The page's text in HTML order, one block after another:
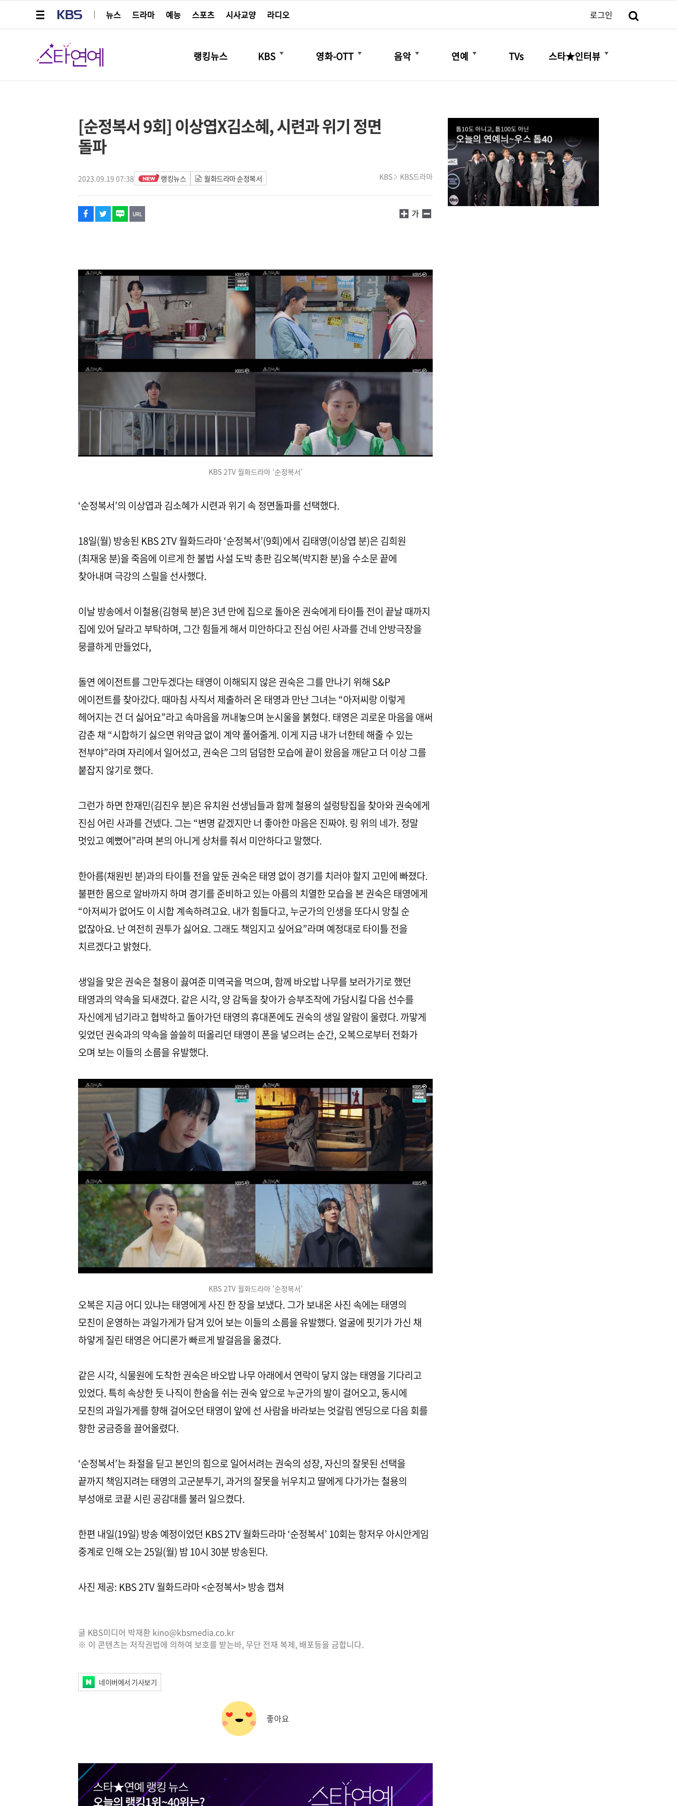
뉴스
드라마 예능 스포츠 시사교양 라디오 로그인
스타연예
랭킹뉴스 KBS
더보기
영화-OTT
더보기
음악
더보기
연예
더보기
TVs 스타★인터뷰
더보기
[순정복서 9회] 이상엽X김소혜, 시련과 위기 정면
돌파
2023.09.19 07:38 랭킹뉴스 월화드라마 순정복서 KBS KBS드라마
페이스북
트위터
네이버
URL복사
글씨 작게보기
가
글씨 크게보기
KBS 2TV 월화드라마 ‘순정복서’
‘순정복서’의 이상엽과 김소혜가 시련과 위기 속 정면돌파를 선택했다.
18일(월) 방송된 KBS 2TV 월화드라마 ‘순정복서’(9회)에서 김태영(이상엽 분)은 김희원
(최재웅 분)을 죽음에 이르게 한 불법 사설 도박 총판 김오복(박지환 분)을 수소문 끝에
찾아내며 극강의 스릴을 선사했다.
이날 방송에서 이철용(김형묵 분)은 3년 만에 집으로 돌아온 권숙에게 타이틀 전이 끝날 때까지
집에 있어 달라고 부탁하며, 그간 힘들게 해서 미안하다고 진심 어린 사과를 건네 안방극장을
뭉클하게 만들었다,
돌연 에이전트를 그만두겠다는 태영이 이해되지 않은 권숙은 그를 만나기 위해 S&P
에이전트를 찾아갔다. 때마침 사직서 제출하러 온 태영과 만난 그녀는 “아저씨랑 이렇게
헤어지는 건 더 싫어요”라고 속마음을 꺼내놓으며 눈시울을 붉혔다. 태영은 괴로운 마음을 애써
감춘 채 “시합하기 싫으면 위약금 없이 계약 풀어줄게. 이게 지금 내가 너한테 해줄 수 있는
전부야”라며 자리에서 일어섰고, 권숙은 그의 덤덤한 모습에 끝이 왔음을 깨닫고 더 이상 그를
붙잡지 않기로 했다.
그런가 하면 한재민(김진우 분)은 유치원 선생님들과 함께 철용의 설렁탕집을 찾아와 권숙에게
진심 어린 사과를 건넸다. 그는 “변명 같겠지만 너 좋아한 마음은 진짜야. 링 위의 네가. 정말
멋있고 예뻤어”라며 본의 아니게 상처를 줘서 미안하다고 말했다.
한아름(채원빈 분)과의 타이틀 전을 앞둔 권숙은 태영 없이 경기를 치러야 할지 고민에 빠졌다.
불편한 몸으로 알바까지 하며 경기를 준비하고 있는 아름의 치열한 모습을 본 권숙은 태영에게
“아저씨가 없어도 이 시합 계속하려고요. 내가 힘들다고, 누군가의 인생을 또다시 망칠 순
없잖아요. 난 여전히 권투가 싫어요. 그래도 책임지고 싶어요”라며 예정대로 타이틀 전을
치르겠다고 밝혔다.
생일을 맞은 권숙은 철용이 끓여준 미역국을 먹으며, 함께 바오밥 나무를 보러가기로 했던
태영과의 약속을 되새겼다. 같은 시각, 양 감독을 찾아가 승부조작에 가담시킬 다음 선수를
자신에게 넘기라고 협박하고 돌아가던 태영의 휴대폰에도 권숙의 생일 알람이 울렸다. 까맣게
잊었던 권숙과의 약속을 쓸쓸히 떠올리던 태영이 폰을 넣으려는 순간, 오복으로부터 전화가
오며 보는 이들의 소름을 유발했다.
KBS 2TV 월화드라마 ‘순정복서’
오복은 지금 어디 있냐는 태영에게 사진 한 장을 보냈다. 그가 보내온 사진 속에는 태영의
모친이 운영하는 과일가게가 담겨 있어 보는 이들의 소름을 유발했다. 얼굴에 핏기가 가신 채
하얗게 질린 태영은 어디론가 빠르게 발걸음을 옮겼다.
같은 시각, 식물원에 도착한 권숙은 바오밥 나무 아래에서 연락이 닿지 않는 태영을 기다리고
있었다. 특히 속상한 듯 나직이 한숨을 쉬는 권숙 앞으로 누군가의 발이 걸어오고, 동시에
모친의 과일가게를 향해 걸어오던 태영이 앞에 선 사람을 바라보는 엇갈림 엔딩으로 다음 회를
향한 궁금증을 끌어올렸다.
‘순정복서’는 좌절을 딛고 본인의 힘으로 일어서려는 권숙의 성장, 자신의 잘못된 선택을
끝까지 책임지려는 태영의 고군분투기, 과거의 잘못을 뉘우치고 딸에게 다가가는 철용의
부성애로 코끝 시린 공감대를 불러 일으켰다.
한편 내일(19일) 방송 예정이었던 KBS 2TV 월화드라마 ‘순정복서’ 10회는 항저우 아시안게임
중계로 인해 오는 25일(월) 밤 10시 30분 방송된다.
사진 제공: KBS 2TV 월화드라마 <순정복서> 방송 캡쳐
글 KBS미디어 박재환 kino@kbsmedia.co.kr
※ 이 콘텐츠는 저작권법에 의하여 보호를 받는바, 무단 전재 복제, 배포등을 금합니다.
네이버에서 기사보기
좋아요
스타박스